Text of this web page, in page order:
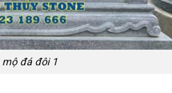
mộ đá đôi 1